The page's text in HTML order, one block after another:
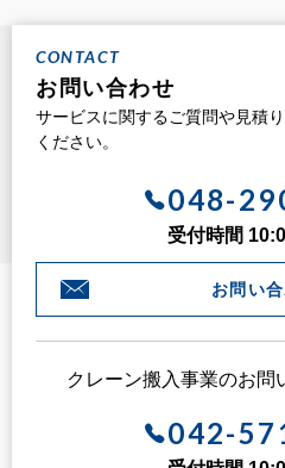
CONTACT
お問い合わせ
サービスに関するご質問や見積
ください。
048-
受付時間
お問い
クレーン搬入事業のお問
042-